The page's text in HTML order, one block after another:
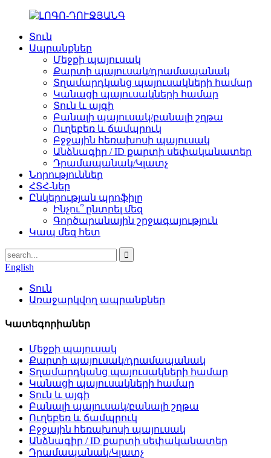
Տուն
Ապրանքներ
Մեջքի պայուսակ
Քարտի պայուսակ/դրամապանակ
Տղամարդկանց պայուսակների համար
Կանացի պայուսակների համար
Տուն և այգի
Բանալի պայուսակ/բանալի շղթա
Ուղեբեռ և ճամպրուկ
Բջջային հեռախոսի պայուսակ
Անձնագիր / ID քարտի սեփականատեր
Դրամապանակ/Կլատչ
Նորություններ
ՀՏՀ-ներ
Ընկերության պրոֆիլը
Ինչու՞ ընտրել մեզ
Գործարանային շրջագայություն
Կապ մեզ հետ
English
Տուն
Առաջարկվող ապրանքներ
Կատեգորիաներ
Մեջքի պայուսակ
Քարտի պայուսակ/դրամապանակ
Տղամարդկանց պայուսակների համար
Կանացի պայուսակների համար
Տուն և այգի
Բանալի պայուսակ/բանալի շղթա
Ուղեբեռ և ճամպրուկ
Բջջային հեռախոսի պայուսակ
Անձնագիր / ID քարտի սեփականատեր
Դրամապանակ/Կլատչ